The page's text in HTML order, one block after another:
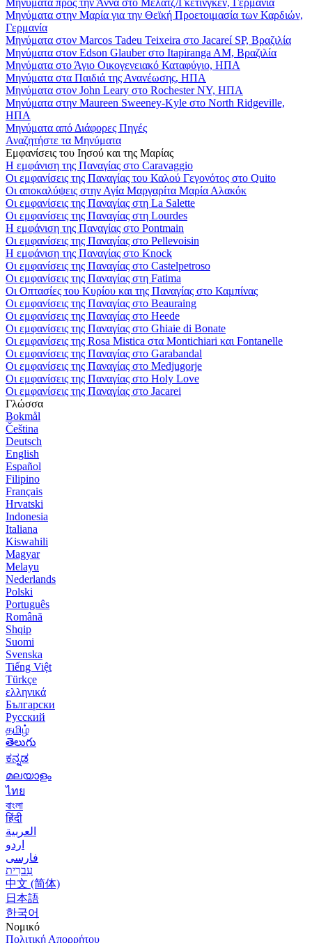
Μηνύματα στην Μαρία για την Θεϊκή Προετοιμασία των Καρδιών,
Γερμανία
Μηνύματα στον Marcos Tadeu Teixeira στο Jacareí SP, Βραζιλία
Μηνύματα στον Edson Glauber στο Itapiranga AM, Βραζιλία
Μηνύματα στο Άγιο Οικογενειακό Καταφύγιο, ΗΠΑ
Μηνύματα στα Παιδιά της Ανανέωσης, ΗΠΑ
Μηνύματα στον John Leary στο Rochester NY, ΗΠΑ
Μηνύματα στην Maureen Sweeney-Kyle στο North Ridgeville,
ΗΠΑ
Μηνύματα από Διάφορες Πηγές
Αναζητήστε τα Μηνύματα
Εμφανίσεις του Ιησού και της Μαρίας
Η εμφάνιση της Παναγίας στο Caravaggio
Οι εμφανίσεις της Παναγίας του Καλού Γεγονότος στο Quito
Οι αποκαλύψεις στην Αγία Μαργαρίτα Μαρία Αλακόκ
Οι εμφανίσεις της Παναγίας στη La Salette
Οι εμφανίσεις της Παναγίας στη Lourdes
Η εμφάνιση της Παναγίας στο Pontmain
Οι εμφανίσεις της Παναγίας στο Pellevoisin
Η εμφάνιση της Παναγίας στο Knock
Οι εμφανίσεις της Παναγίας στο Castelpetroso
Οι εμφανίσεις της Παναγίας στη Fatima
Οι Οπτασίες του Κυρίου και της Παναγίας στο Καμπίνας
Οι εμφανίσεις της Παναγίας στο Beauraing
Οι εμφανίσεις της Παναγίας στο Heede
Οι εμφανίσεις της Παναγίας στο Ghiaie di Bonate
Οι εμφανίσεις της Rosa Mistica στα Montichiari και Fontanelle
Οι εμφανίσεις της Παναγίας στο Garabandal
Οι εμφανίσεις της Παναγίας στο Medjugorje
Οι εμφανίσεις της Παναγίας στο Holy Love
Οι εμφανίσεις της Παναγίας στο Jacarei
Γλώσσα
Bokmål
Čeština
Deutsch
English
Español
Filipino
Français
Hrvatski
Indonesia
Italiana
Kiswahili
Magyar
Melayu
Nederlands
Polski
Português
Română
Shqip
Suomi
Svenska
Tiếng Việt
Türkçe
ελληνικά
Български
Русский
தமிழ்
తెలుగు
ಕನ್ನಡ
മലയാളം
ไทย
বাংলা
हिंदी
العربية
اردو
فارسی
עִברִית
中文 (简体)
日本語
한국어
Νομικό
Πολιτική Απορρήτου